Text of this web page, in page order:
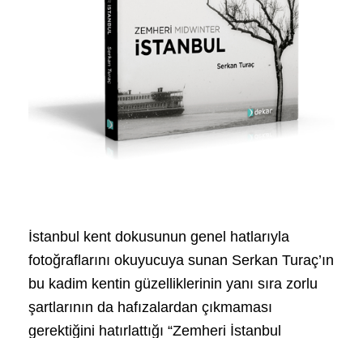
İstanbul kent dokusunun genel hatlarıyla
fotoğraflarını okuyucuya sunan Serkan Turaç’ın
bu kadim kentin güzelliklerinin yanı sıra zorlu
şartlarının da hafızalardan çıkmaması
gerektiğini hatırlattığı “Zemheri İstanbul